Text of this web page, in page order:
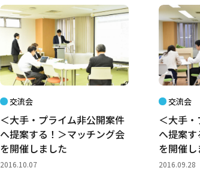
交流会
＜大手・プライム非公開案件
へ提案する！＞マッチング会
を開催しました
2016.10.07
交流会
＜大手
へ提案
を開催し
2016.09.28